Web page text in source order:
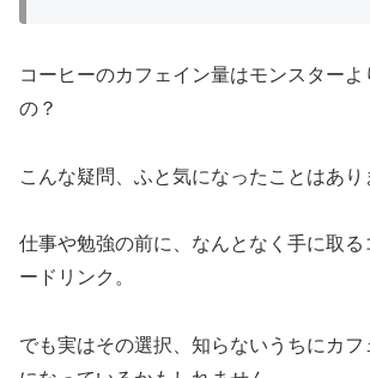
コーヒーのカフェイン量はモンスター
の？
こんな疑問、ふと気になったことはあり
仕事や勉強の前に、なんとなく手に取る
ードリンク。
でも実はその選択、知らないうちにカ